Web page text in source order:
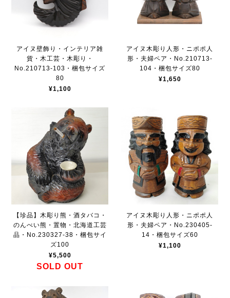
アイヌ壁飾り・インテリア雑
貨・木工芸・木彫り・
No.210713-103・梱包サイズ
80
¥1,100
アイヌ木彫り人形・ニポポ人
形・夫婦ペア・No.210713-
104・梱包サイズ80
¥1,650
【珍品】木彫り熊・酒タバコ・
のんべい熊・置物・北海道工芸
品・No.230327-38・梱包サイ
ズ100
¥5,500
SOLD OUT
アイヌ木彫り人形・ニポポ人
形・夫婦ペア・No.230405-
14・梱包サイズ60
¥1,100